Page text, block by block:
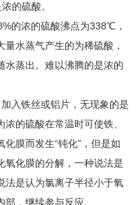
的硫酸。
的浓的硫酸沸点为338℃，
水蒸气产生的为稀硫酸，
水蒸出。难以沸腾的是浓的
入铁丝或铝片，无现象的是
的硫酸在常温时可使铁、
膜而发生“钝化”，但是如
氧化膜的分解，一种说法是
法是认为氯离子半径小于氧
，继续参与反应。